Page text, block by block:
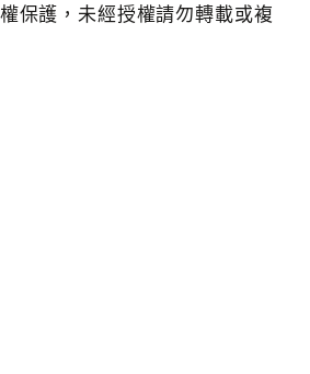
保護，未經授權請勿轉載或複